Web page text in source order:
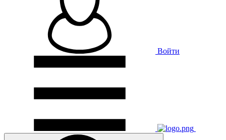
Войти